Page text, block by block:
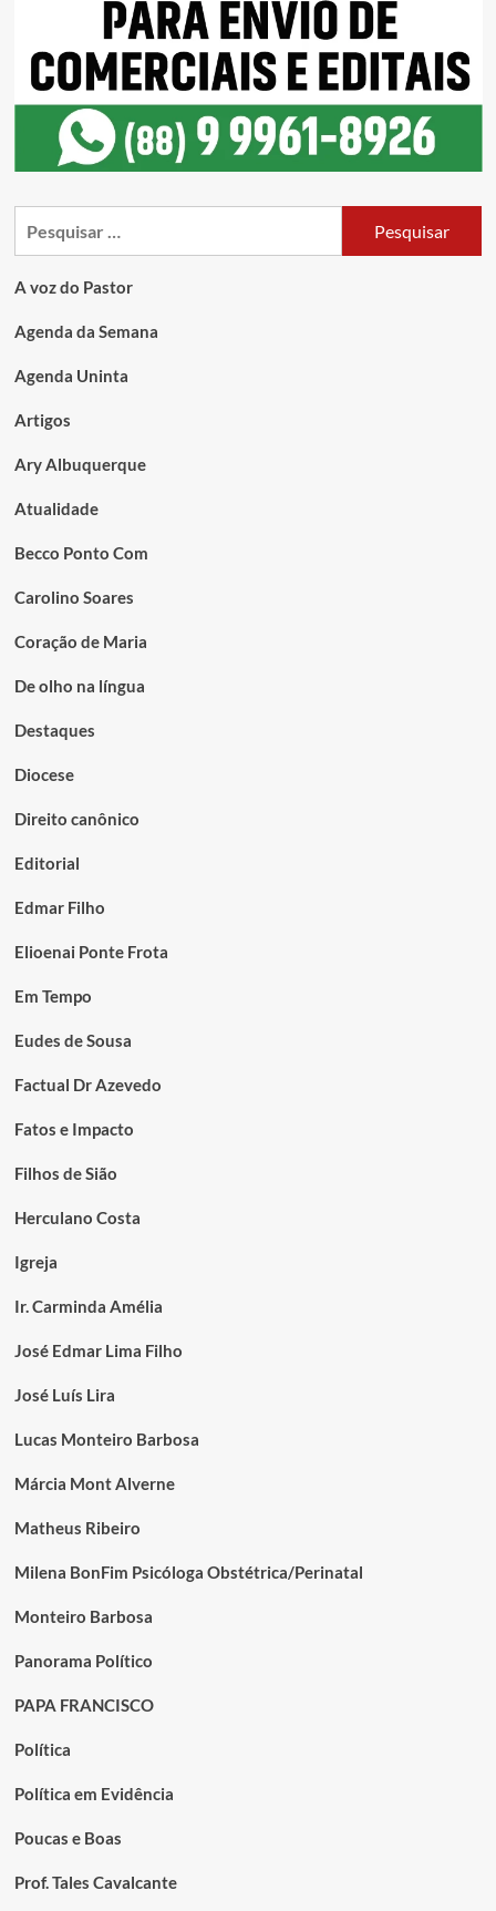
A voz do Pastor
Agenda da Semana
Agenda Uninta
Artigos
Ary Albuquerque
Atualidade
Becco Ponto Com
Carolino Soares
Coração de Maria
De olho na língua
Destaques
Diocese
Direito canônico
Editorial
Edmar Filho
Elioenai Ponte Frota
Em Tempo
Eudes de Sousa
Factual Dr Azevedo
Fatos e Impacto
Filhos de Sião
Herculano Costa
Igreja
Ir. Carminda Amélia
José Edmar Lima Filho
José Luís Lira
Lucas Monteiro Barbosa
Márcia Mont Alverne
Matheus Ribeiro
Milena BonFim Psicóloga Obstétrica/Perinatal
Monteiro Barbosa
Panorama Político
PAPA FRANCISCO
Política
Política em Evidência
Poucas e Boas
Prof. Tales Cavalcante